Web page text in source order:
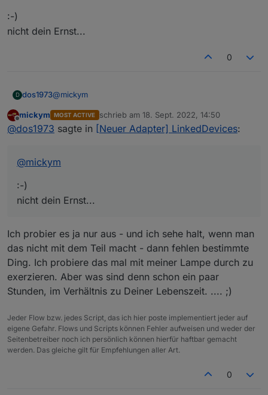
Darunter legst Du dann deine Geräte neu an.
:-)
nicht dein Ernst...
0
D dos1973@mickym
:-)
nicht dein Ernst...
Offline
mickym MOST ACTIVE schrieb am 18. Sept. 2022, 14:50
zuletzt editiert von
@dos1973 sagte in [Neuer Adapter] LinkedDevices:
@mickym
:-)
nicht dein Ernst...
Ich probier es ja nur aus - und ich sehe halt, wenn man
das nicht mit dem Teil macht - dann fehlen bestimmte
Ding. Ich probiere das mal mit meiner Lampe durch zu
exerzieren. Aber was sind denn schon ein paar
Stunden, im Verhältnis zu Deiner Lebenszeit. .... ;)
Jeder Flow bzw. jedes Script, das ich hier poste implementiert jeder auf
eigene Gefahr. Flows und Scripts können Fehler aufweisen und weder der
Seitenbetreiber noch ich persönlich können hierfür haftbar gemacht
werden. Das gleiche gilt für Empfehlungen aller Art.
0